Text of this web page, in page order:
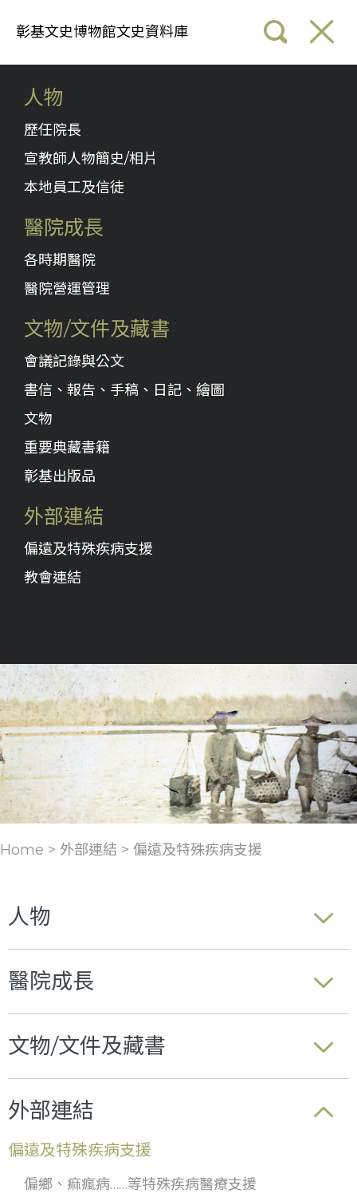
彰基文史博物館文史資料庫
人物
歷任院長
宣教師人物簡史/相片
本地員工及信徒
醫院成長
各時期醫院
醫院營運管理
文物/文件及藏書
會議記錄與公文
書信、報告、手稿、日記、繪圖
文物
重要典藏書籍
彰基出版品
外部連結
偏遠及特殊疾病支援
教會連結
Home > 外部連結 > 偏遠及特殊疾病支援
人物
醫院成長
文物/文件及藏書
外部連結
偏遠及特殊疾病支援
偏鄉、痲瘋病……等特殊疾病醫療支援